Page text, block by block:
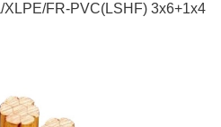
FR-PVC(LSHF) 3x6+1x4